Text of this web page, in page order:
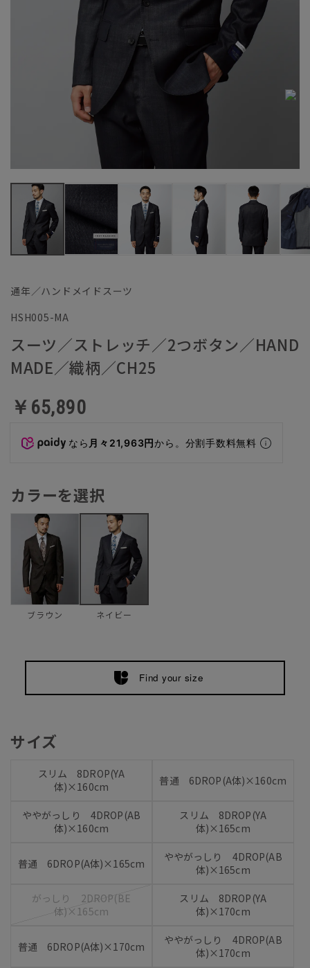
通年／ハンドメイドスーツ
HSH005-MA
スーツ／ストレッチ／2つボタン／HAND
MADE／織柄／CH25
￥65,890
なら 月々21,963円から。分割手数料無料
カラーを選択
ブラウン ネイビー
Find your size
サイズ
スリム 8DROP(YA
体)×160cm
普通 6DROP(A体)×160cm
ややがっしり 4DROP(AB
体)×160cm
スリム 8DROP(YA
体)×165cm
普通 6DROP(A体)×165cm
ややがっしり 4DROP(AB
体)×165cm
がっしり 2DROP(BE
体)×165cm
スリム 8DROP(YA
体)×170cm
普通 6DROP(A体)×170cm
ややがっしり 4DROP(AB
体)×170cm